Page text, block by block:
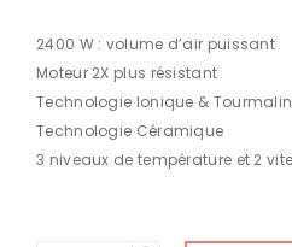
2400 W : volume d’air puissant
Moteur 2X plus résistant
Technologie Ionique &
Technologie Céramique
3 niveaux de température et 2